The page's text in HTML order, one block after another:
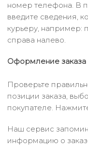
номер телефона. В
введите сведения,
курьеру, например:
справа налево.
Оформление заказа
Проверьте
позиции заказа,
покупателе.
Наш сервис
информацию о